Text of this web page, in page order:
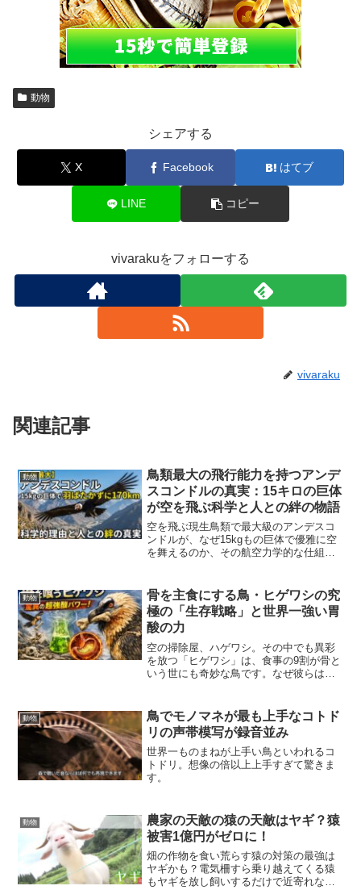
動物
シェアする
X Facebook はてブ
LINE コピー
vivarakuをフォローする
vivaraku
関連記事
動物
鳥類最大の飛行能力を持つアンデ
スコンドルの真実：15キロの巨体
が空を飛ぶ科学と人との絆の物語
空を飛ぶ現生鳥類で最大級のアンデスコ
ンドルが、なぜ15kgもの巨体で優雅に空
を舞えるのか、その航空力学的な仕組み
を網羅的に解説した知的好奇心を刺激す
る雑学記事です。
動物
骨を主食にする鳥・ヒゲワシの究
極の「生存戦略」と世界一強い胃
酸の力
空の掃除屋、ハゲワシ。その中でも異彩
を放つ「ヒゲワシ」は、食事の9割が骨と
いう世にも奇妙な鳥です。なぜ彼らは骨
のか？自然界の「逆張り」が生んだ驚異
の生態に迫ります。
動物
鳥でモノマネが最も上手なコトド
リの声帯模写が録音並み
世界一ものまねが上手い鳥といわれるコ
トドリ。想像の倍以上上手すぎて驚きま
す。
動物
農家の天敵の猿の天敵はヤギ？猿
被害1億円がゼロに！
畑の作物を食い荒らす猿の対策の最強は
ヤギかも？電気柵すら乗り越えてくる猿
もヤギを放し飼いするだけで近寄れなく